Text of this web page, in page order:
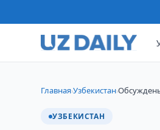
Главная›Узбекистан›
УЗБЕКИСТАН